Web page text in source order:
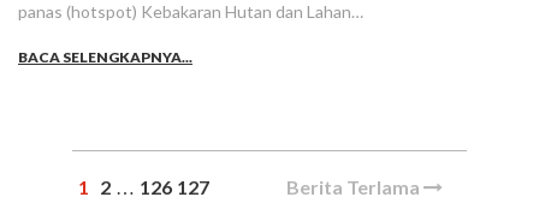
panas (hotspot) Kebakaran Hutan dan Lahan…
BACA SELENGKAPNYA...
1 2 … 126 127 Berita Terlama